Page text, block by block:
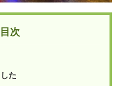
目次
た